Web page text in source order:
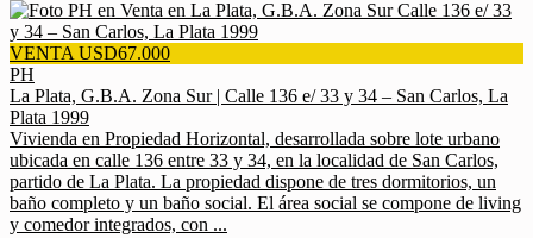
VENTA USD67.000
PH
La Plata, G.B.A. Zona Sur | Calle 136 e/ 33 y 34 – San Carlos, La
Plata 1999
Vivienda en Propiedad Horizontal, desarrollada sobre lote urbano
ubicada en calle 136 entre 33 y 34, en la localidad de San Carlos,
partido de La Plata. La propiedad dispone de tres dormitorios, un
baño completo y un baño social. El área social se compone de living
y comedor integrados, con ...